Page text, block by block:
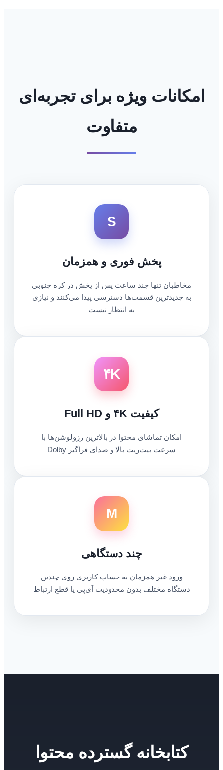
امکانات ویژه برای تجربه‌ای
متفاوت
S
پخش فوری و همزمان
مخاطبان تنها چند ساعت پس از پخش در کره جنوبی
به جدیدترین قسمت‌ها دسترسی پیدا می‌کنند و نیازی
به انتظار نیست
۴K
کیفیت ۴K و Full HD
امکان تماشای محتوا در بالاترین رزولوشن‌ها با
سرعت بیت‌ریت بالا و صدای فراگیر Dolby
M
چند دستگاهی
ورود غیر همزمان به حساب کاربری روی چندین
دستگاه مختلف بدون محدودیت آی‌پی یا قطع ارتباط
کتابخانه گسترده محتوا